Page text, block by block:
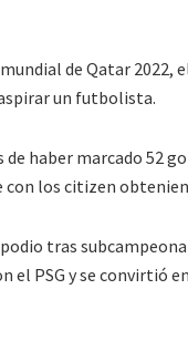
de Qatar
un futbolista.
de haber marcado 52
los citizen
tras
el PSG y se